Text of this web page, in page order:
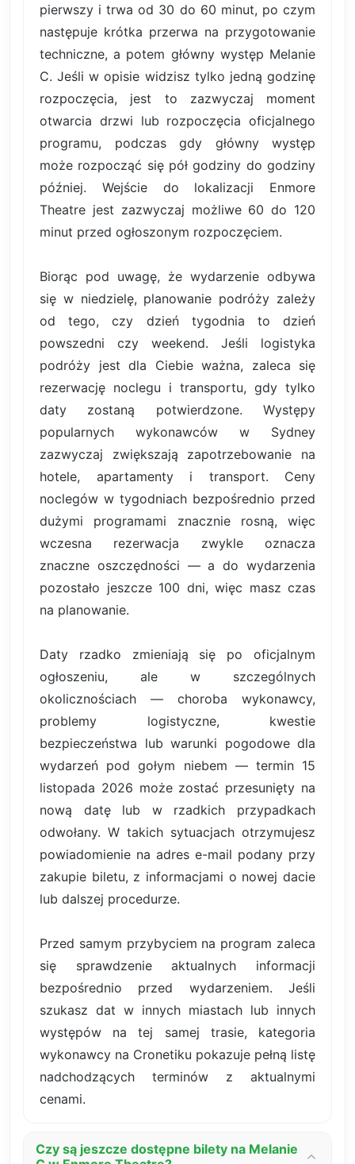
pierwszy i trwa od 30 do 60 minut, po czym
następuje krótka przerwa na przygotowanie
techniczne, a potem główny występ Melanie
C. Jeśli w opisie widzisz tylko jedną godzinę
rozpoczęcia, jest to zazwyczaj moment
otwarcia drzwi lub rozpoczęcia oficjalnego
programu, podczas gdy główny występ
może rozpocząć się pół godziny do godziny
później. Wejście do lokalizacji Enmore
Theatre jest zazwyczaj możliwe 60 do 120
minut przed ogłoszonym rozpoczęciem.
Biorąc pod uwagę, że wydarzenie odbywa
się w niedzielę, planowanie podróży zależy
od tego, czy dzień tygodnia to dzień
powszedni czy weekend. Jeśli logistyka
podróży jest dla Ciebie ważna, zaleca się
rezerwację noclegu i transportu, gdy tylko
daty zostaną potwierdzone. Występy
popularnych wykonawców w Sydney
zazwyczaj zwiększają zapotrzebowanie na
hotele, apartamenty i transport. Ceny
noclegów w tygodniach bezpośrednio przed
dużymi programami znacznie rosną, więc
wczesna rezerwacja zwykle oznacza
znaczne oszczędności — a do wydarzenia
pozostało jeszcze 100 dni, więc masz czas
na planowanie.
Daty rzadko zmieniają się po oficjalnym
ogłoszeniu, ale w szczególnych
okolicznościach — choroba wykonawcy,
problemy logistyczne, kwestie
bezpieczeństwa lub warunki pogodowe dla
wydarzeń pod gołym niebem — termin 15
listopada 2026 może zostać przesunięty na
nową datę lub w rzadkich przypadkach
odwołany. W takich sytuacjach otrzymujesz
powiadomienie na adres e-mail podany przy
zakupie biletu, z informacjami o nowej dacie
lub dalszej procedurze.
Przed samym przybyciem na program zaleca
się sprawdzenie aktualnych informacji
bezpośrednio przed wydarzeniem. Jeśli
szukasz dat w innych miastach lub innych
występów na tej samej trasie, kategoria
wykonawcy na Cronetiku pokazuje pełną listę
nadchodzących terminów z aktualnymi
cenami.
Czy są jeszcze dostępne bilety na Melanie